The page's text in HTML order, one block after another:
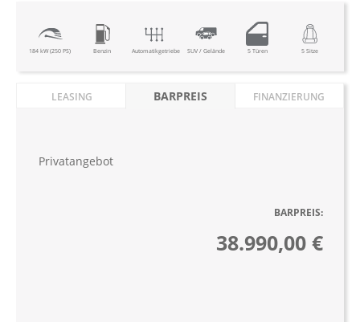
184 kW (250 PS) Benzin Automatikgetriebe SUV / Gelände 5 Türen 5 Sitze
LEASING BARPREIS FINANZIERUNG
Privatangebot
BARPREIS:
38.990,00 €